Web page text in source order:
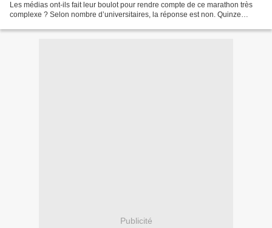
Les médias ont-ils fait leur boulot pour rendre compte de ce marathon très
complexe ? Selon nombre d’universitaires, la réponse est non. Quinze
Publicité